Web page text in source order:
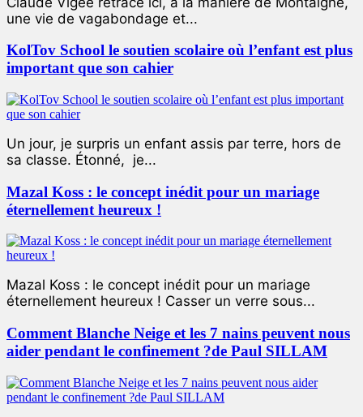
une vie de vagabondage et...
KolTov School le soutien scolaire où l’enfant est plus
important que son cahier
Un jour, je surpris un enfant assis par terre, hors de
sa classe. Étonné, je...
Mazal Koss : le concept inédit pour un mariage
éternellement heureux !
Mazal Koss : le concept inédit pour un mariage
éternellement heureux ! Casser un verre sous...
Comment Blanche Neige et les 7 nains peuvent nous
aider pendant le confinement ?de Paul SILLAM